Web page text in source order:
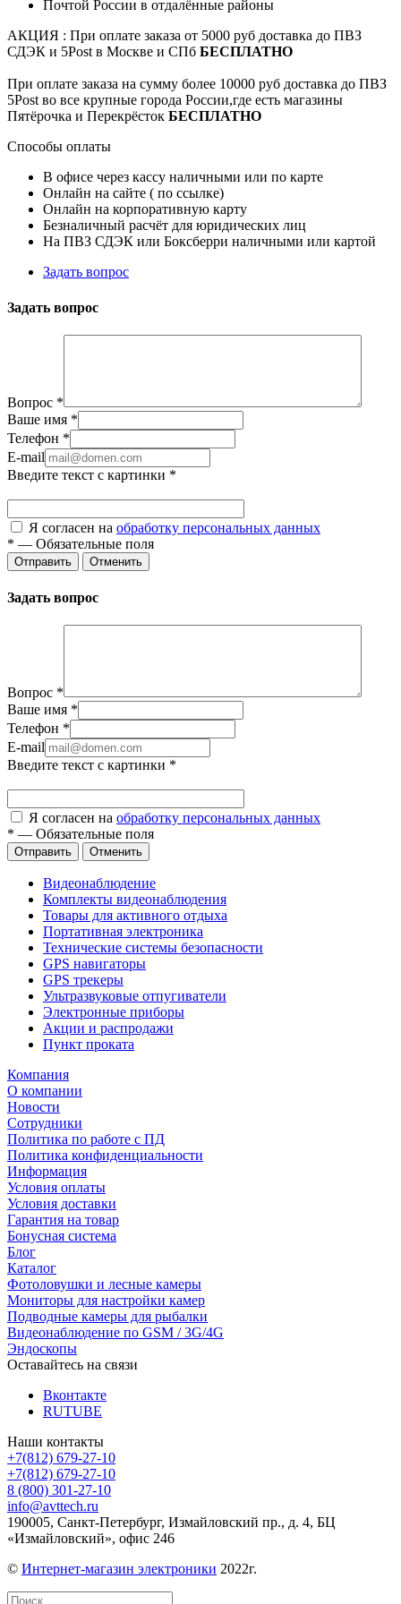
Почтой России в отдалённые районы
АКЦИЯ : При оплате заказа от 5000 руб доставка до ПВЗ
СДЭК и 5Post в Москве и СПб БЕСПЛАТНО
При оплате заказа на сумму более 10000 руб доставка до ПВЗ
5Post во все крупные города России,где есть магазины
Пятёрочка и Перекрёсток БЕСПЛАТНО
Способы оплаты
В офисе через кассу наличными или по карте
Онлайн на сайте ( по ссылке)
Онлайн на корпоративную карту
Безналичный расчёт для юридических лиц
На ПВЗ СДЭК или Боксберри наличными или картой
Задать вопрос
Задать вопрос
Вопрос *
Ваше имя *
Телефон *
E-mail
Введите текст с картинки *
Я согласен на обработку персональных данных
* — Обязательные поля
Отправить Отменить
Задать вопрос
Вопрос *
Ваше имя *
Телефон *
E-mail
Введите текст с картинки *
Я согласен на обработку персональных данных
* — Обязательные поля
Отправить Отменить
Видеонаблюдение
Комплекты видеонаблюдения
Товары для активного отдыха
Портативная электроника
Технические системы безопасности
GPS навигаторы
GPS трекеры
Ультразвуковые отпугиватели
Электронные приборы
Акции и распродажи
Пункт проката
Компания
О компании
Новости
Сотрудники
Политика по работе с ПД
Политика конфиденциальности
Информация
Условия оплаты
Условия доставки
Гарантия на товар
Бонусная система
Блог
Каталог
Фотоловушки и лесные камеры
Мониторы для настройки камер
Подводные камеры для рыбалки
Видеонаблюдение по GSM / 3G/4G
Эндоскопы
Оставайтесь на связи
Вконтакте
RUTUBE
Наши контакты
+7(812) 679-27-10
+7(812) 679-27-10
8 (800) 301-27-10
info@avttech.ru
190005, Санкт-Петербург, Измайловский пр., д. 4, БЦ
«Измайловский», офис 246
© Интернет-магазин электроники 2022г.